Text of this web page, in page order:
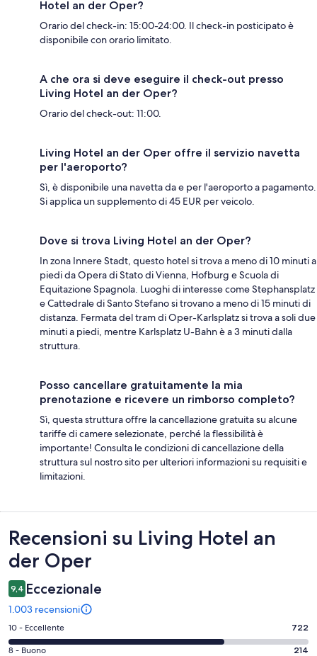
Hotel an der Oper?
Orario del check-in: 15:00-24:00. Il check-in posticipato è
disponibile con orario limitato.
A che ora si deve eseguire il check-out presso
Living Hotel an der Oper?
Orario del check-out: 11:00.
Living Hotel an der Oper offre il servizio navetta
per l'aeroporto?
Sì, è disponibile una navetta da e per l'aeroporto a pagamento.
Si applica un supplemento di 45 EUR per veicolo.
Dove si trova Living Hotel an der Oper?
In zona Innere Stadt, questo hotel si trova a meno di 10 minuti a
piedi da Opera di Stato di Vienna, Hofburg e Scuola di
Equitazione Spagnola. Luoghi di interesse come Stephansplatz
e Cattedrale di Santo Stefano si trovano a meno di 15 minuti di
distanza. Fermata del tram di Oper-Karlsplatz si trova a soli due
minuti a piedi, mentre Karlsplatz U-Bahn è a 3 minuti dalla
struttura.
Posso cancellare gratuitamente la mia
prenotazione e ricevere un rimborso completo?
Sì, questa struttura offre la cancellazione gratuita su alcune
tariffe di camere selezionate, perché la flessibilità è
importante! Consulta le condizioni di cancellazione della
struttura sul nostro sito per ulteriori informazioni su requisiti e
limitazioni.
Recensioni
Recensioni su Living Hotel an
der Oper
9,4 Eccezionale
1.003 recensioni
Valutazione
di
10 - Eccellente 722
Valutazione
8 - Buono 214